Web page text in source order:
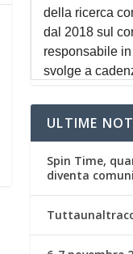
ULTIME
Spin Time,
diventa